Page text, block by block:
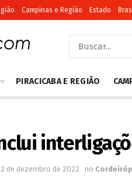
Campinas e Região Estado
PIRACICABA E REGIÃO
de dezembro de 2022 no